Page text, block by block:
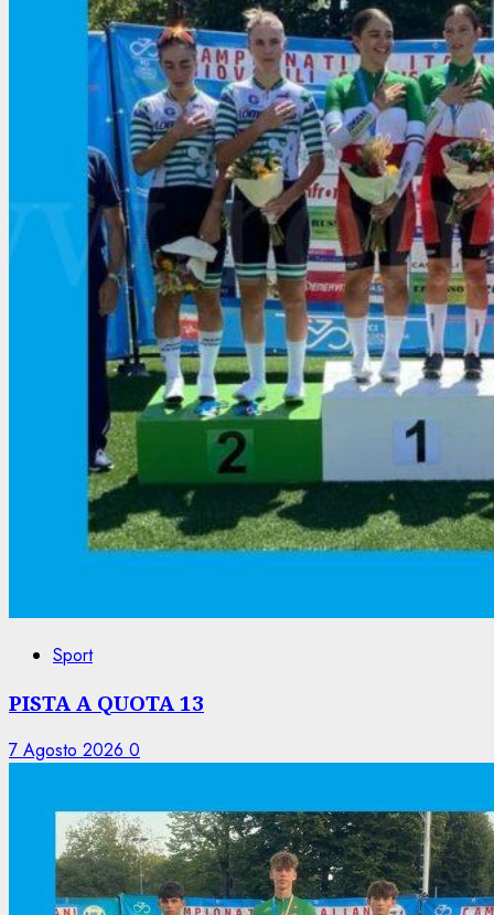
Sport
PISTA A QUOTA 13
7 Agosto 2026 0